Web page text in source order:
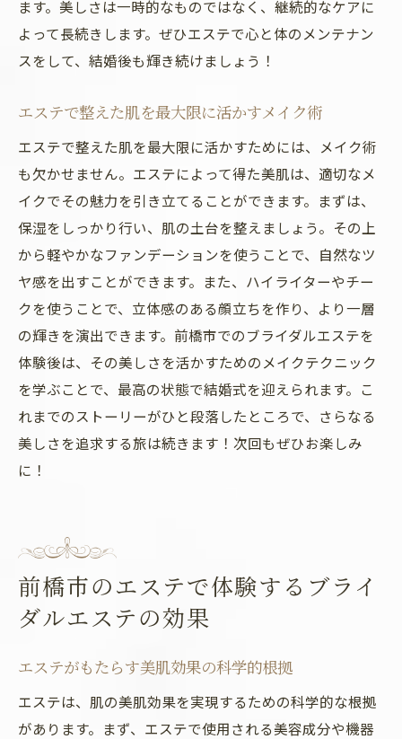
ます。美しさは一時的なものではなく、継続的なケアに
よって長続きします。ぜひエステで心と体のメンテナン
スをして、結婚後も輝き続けましょう！
エステで整えた肌を最大限に活かすメイク術
エステで整えた肌を最大限に活かすためには、メイク術
も欠かせません。エステによって得た美肌は、適切なメ
イクでその魅力を引き立てることができます。まずは、
保湿をしっかり行い、肌の土台を整えましょう。その上
から軽やかなファンデーションを使うことで、自然なツ
ヤ感を出すことができます。また、ハイライターやチー
クを使うことで、立体感のある顔立ちを作り、より一層
の輝きを演出できます。前橋市でのブライダルエステを
体験後は、その美しさを活かすためのメイクテクニック
を学ぶことで、最高の状態で結婚式を迎えられます。こ
れまでのストーリーがひと段落したところで、さらなる
美しさを追求する旅は続きます！次回もぜひお楽しみ
に！
前橋市のエステで体験するブライ
ダルエステの効果
エステがもたらす美肌効果の科学的根拠
エステは、肌の美肌効果を実現するための科学的な根拠
があります。まず、エステで使用される美容成分や機器